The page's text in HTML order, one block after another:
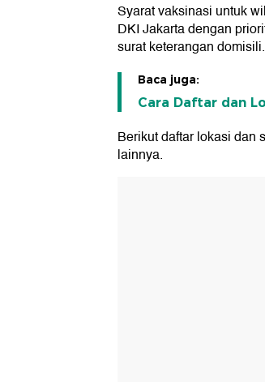
Syarat vaksinasi untuk
DKI Jakarta dengan
surat keterangan domisili.
Baca juga:
Cara Daftar dan
Berikut daftar lokasi dan
lainnya.